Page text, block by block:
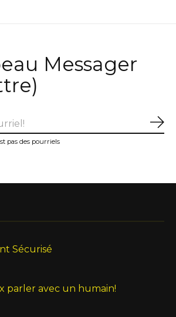
Messager
pas des pourriels
Sécurisé
parler avec un humain!